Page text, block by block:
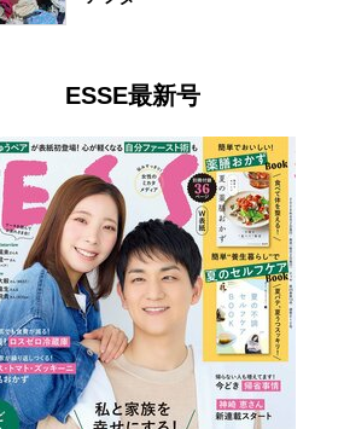
ESSE最新号